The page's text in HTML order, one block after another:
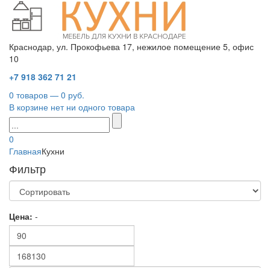
Краснодар, ул. Прокофьева 17, нежилое помещение 5, офис
10
+7 918 362 71 21
0 товаров — 0 руб.
В корзине нет ни одного товара
0
ГлавнаяКухни
Фильтр
Цена: -